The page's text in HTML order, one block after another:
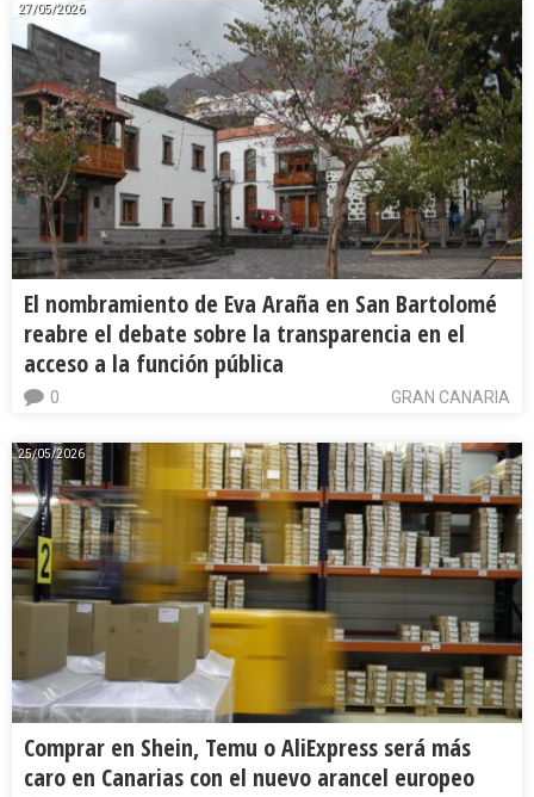
27/05/2026
El nombramiento de Eva Araña en San Bartolomé
reabre el debate sobre la transparencia en el
acceso a la función pública
GRAN CANARIA
0
25/05/2026
Comprar en Shein, Temu o AliExpress será más
caro en Canarias con el nuevo arancel europeo